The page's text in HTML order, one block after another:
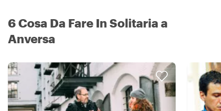
6 Cosa Da Fare In Solitaria a
Anversa